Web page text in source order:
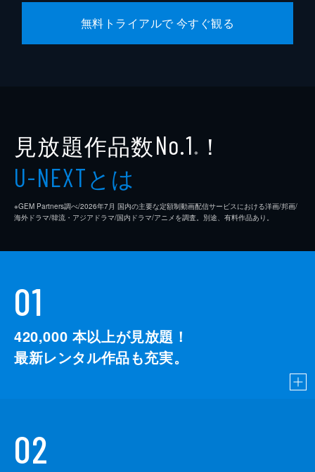
無料トライアルで 今すぐ観る
見放題作品数No.1 ※ ！
U-NEXTとは
※GEM Partners調べ/2026年7⽉ 国内の主要な定額制動画配信サービスにおける洋画/邦画/
海外ドラマ/韓流・アジアドラマ/国内ドラマ/アニメを調査。別途、有料作品あり。
01
420,000 本以上が見放題！
最新レンタル作品も充実。
02